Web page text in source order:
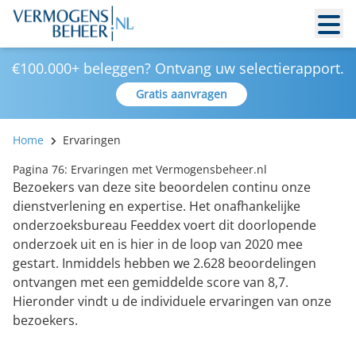
€100.000+ beleggen? Ontvang uw selectierapport.
Gratis aanvragen
Home
Ervaringen
Pagina 76: Ervaringen met Vermogensbeheer.nl
Bezoekers van deze site beoordelen continu onze
dienstverlening en expertise. Het onafhankelijke
onderzoeksbureau Feeddex voert dit doorlopende
onderzoek uit en is hier in de loop van 2020 mee
gestart. Inmiddels hebben we 2.628 beoordelingen
ontvangen met een gemiddelde score van 8,7.
Hieronder vindt u de individuele ervaringen van onze
bezoekers.